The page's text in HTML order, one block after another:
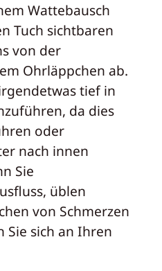
Wattebausch
Tuch sichtbaren
von der
Ohrläppchen ab.
tief in
da dies
oder
nach innen
Sie
üblen
von Schmerzen
Sie sich an Ihren